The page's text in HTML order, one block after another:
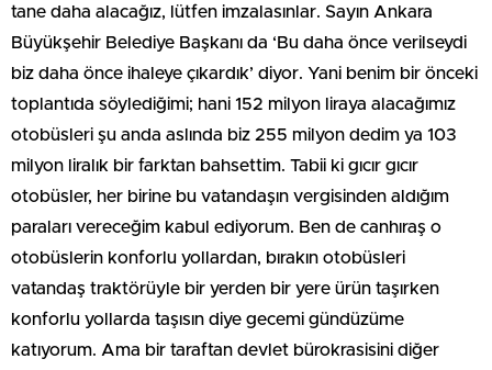
tane daha alacağız, lütfen imzalasınlar. Sayın Ankara
Büyükşehir Belediye Başkanı da ‘Bu daha önce verilseydi
biz daha önce ihaleye çıkardık’ diyor. Yani benim bir önceki
toplantıda söylediğimi; hani 152 milyon liraya alacağımız
otobüsleri şu anda aslında biz 255 milyon dedim ya 103
milyon liralık bir farktan bahsettim. Tabii ki gıcır gıcır
otobüsler, her birine bu vatandaşın vergisinden aldığım
paraları vereceğim kabul ediyorum. Ben de canhıraş o
otobüslerin konforlu yollardan, bırakın otobüsleri
vatandaş traktörüyle bir yerden bir yere ürün taşırken
konforlu yollarda taşısın diye gecemi gündüzüme
katıyorum. Ama bir taraftan devlet bürokrasisini diğer